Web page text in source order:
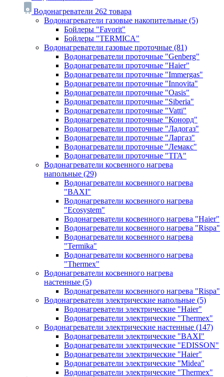
Водонагреватели 262 товара
Водонагреватели газовые накопительные (5)
Бойлеры "Favorit"
Бойлеры "TERMICA"
Водонагреватели газовые проточные (81)
Водонагреватели проточные "Genberg"
Водонагреватели проточные "Haier"
Водонагреватели проточные "Immergas"
Водонагреватели проточные "Innovita"
Водонагреватели проточные "Oasis"
Водонагреватели проточные "Siberia"
Водонагреватели проточные "Vatti"
Водонагреватели проточные "Конорд"
Водонагреватели проточные "Ладогаз"
Водонагреватели проточные "Ларгаз"
Водонагреватели проточные "Лемакс"
Водонагреватели проточные "ТГА"
Водонагреватели косвенного нагрева
напольные (29)
Водонагреватели косвенного нагрева
"BAXI"
Водонагреватели косвенного нагрева
"Ecosystem"
Водонагреватели косвенного нагрева "Haier"
Водонагреватели косвенного нагрева "Rispa"
Водонагреватели косвенного нагрева
"Termika"
Водонагреватели косвенного нагрева
"Thermex"
Водонагреватели косвенного нагрева
настенные (5)
Водонагреватели косвенного нагрева "Rispa"
Водонагреватели электрические напольные (5)
Водонагреватели электрические "Haier"
Водонагреватели электрические "Thermex"
Водонагреватели электрические настенные (147)
Водонагреватели электрические "BAXI"
Водонагреватели электрические "EDISSON"
Водонагреватели электрические "Haier"
Водонагреватели электрические "Midea"
Водонагреватели электрические "Thermex"